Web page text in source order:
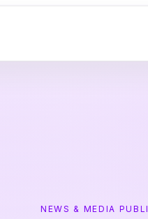
NEWS & MEDIA